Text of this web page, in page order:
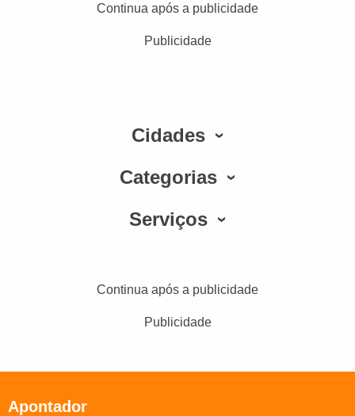
Continua após a publicidade
Publicidade
Cidades
Categorias
Serviços
Continua após a publicidade
Publicidade
Apontador